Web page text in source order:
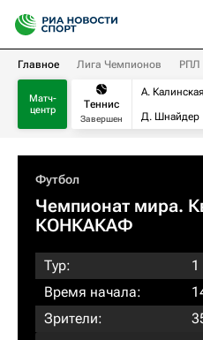
Главное Лига Чемпионов РПЛ
Матч-
центр
Теннис
Завершен
А. Калинская
Д. Шнайдер
Футбол
Чемпионат мира.
КОНКАКАФ
Тур:
1
Время начала:
Зрители: